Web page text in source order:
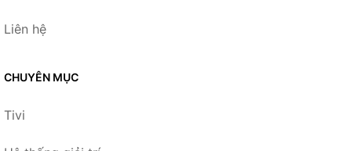
Liên hệ
CHUYÊN MỤC
Tivi